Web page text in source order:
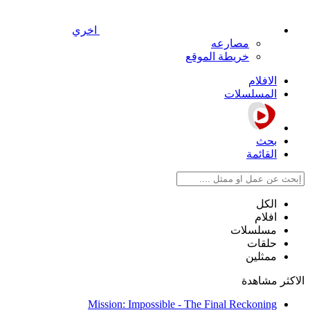
اخري
مصارعه
خريطة الموقع
الافلام
المسلسلات
بحث
القائمة
الكل
افلام
مسلسلات
حلقات
ممثلين
الاكثر مشاهدة
Mission: Impossible - The Final Reckoning